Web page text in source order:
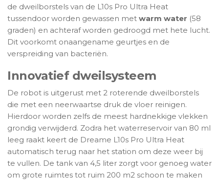
de dweilborstels van de L10s Pro Ultra Heat
tussendoor worden gewassen met warm water (58
graden) en achteraf worden gedroogd met hete lucht.
Dit voorkomt onaangename geurtjes en de
verspreiding van bacteriën.
Innovatief dweilsysteem
De robot is uitgerust met 2 roterende dweilborstels
die met een neerwaartse druk de vloer reinigen.
Hierdoor worden zelfs de meest hardnekkige vlekken
grondig verwijderd. Zodra het waterreservoir van 80 ml
leeg raakt keert de Dreame L10s Pro Ultra Heat
automatisch terug naar het station om deze weer bij
te vullen. De tank van 4,5 liter zorgt voor genoeg water
om grote ruimtes tot ruim 200 m2 schoon te maken